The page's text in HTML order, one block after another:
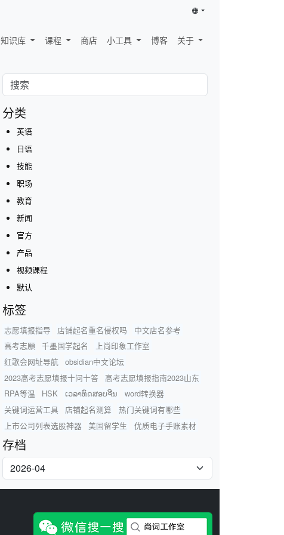
知识库 课程 商店 小工具 博客 关于
分类
英语
日语
技能
职场
教育
新闻
官方
产品
视频课程
默认
标签
志愿填报指导 店铺起名重名侵权吗
中文店名参考
高考志願
千墨国学起名
上尚印象工作室
红歌会网址导航
obsidian中文论坛
2023高考志愿填报十问十答
高考志愿填报指南2023山东
RPA等温
HSK ເວລາທົດສອບຈີນ
word转换器
关键词运营工具
店铺起名测算
热门关键词有哪些
上市公司列表选股神器
美国留学生 优质电子手账素材
存档